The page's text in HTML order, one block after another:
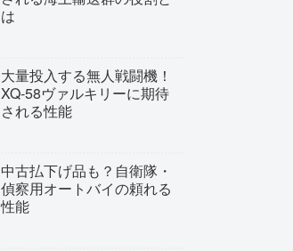
は
大量投入する無人戦闘機！
XQ-58ヴァルキリーに期待
される性能
中古払下げ品も？自衛隊・
偵察用オートバイの頼れる
性能